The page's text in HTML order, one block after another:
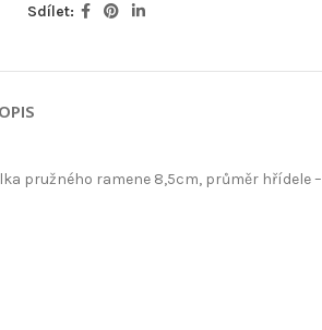
Sdílet:
pružného ramene 8,5cm, průměr hřídele –